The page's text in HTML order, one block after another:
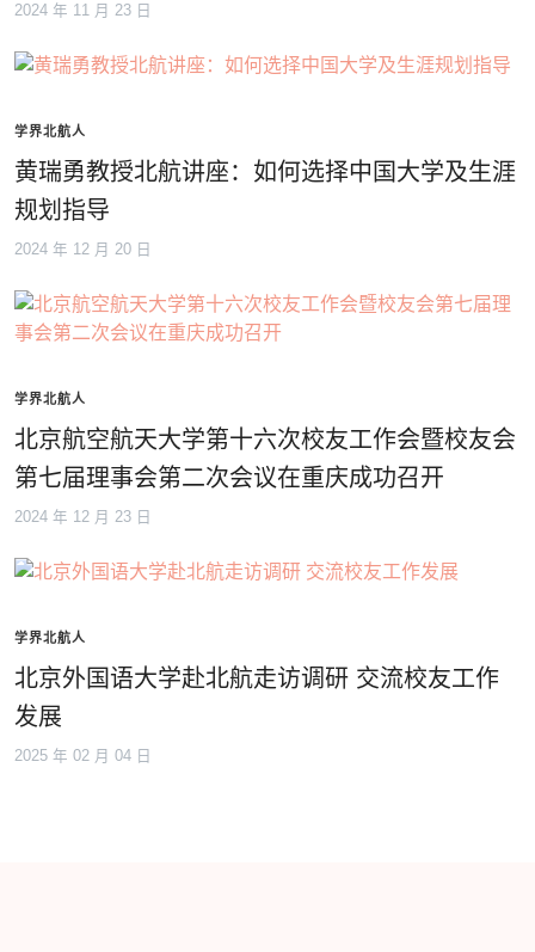
2024 年 11 月 23 日
学界北航人
黄瑞勇教授北航讲座：如何选择中国大学及生涯
规划指导
2024 年 12 月 20 日
学界北航人
北京航空航天大学第十六次校友工作会暨校友会
第七届理事会第二次会议在重庆成功召开
2024 年 12 月 23 日
学界北航人
北京外国语大学赴北航走访调研 交流校友工作
发展
2025 年 02 月 04 日